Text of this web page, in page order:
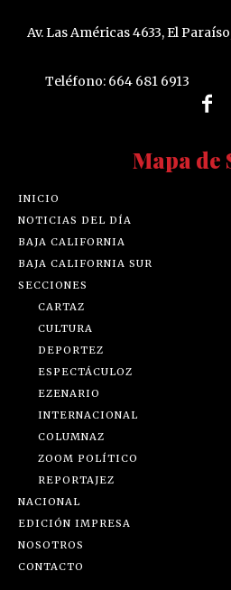
Av. Las Américas 4633, El
Teléfono: 664 681 6913
Mapa de
INICIO
NOTICIAS DEL DÍA
BAJA CALIFORNIA
BAJA CALIFORNIA SUR
SECCIONES
CARTAZ
CULTURA
DEPORTEZ
ESPECTÁCULOZ
EZENARIO
INTERNACIONAL
COLUMNAZ
ZOOM POLÍTICO
REPORTAJEZ
NACIONAL
EDICIÓN IMPRESA
NOSOTROS
CONTACTO